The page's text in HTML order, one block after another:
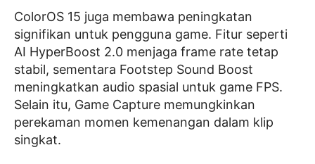
ColorOS 15 juga membawa peningkatan
signifikan untuk pengguna game. Fitur seperti
AI HyperBoost 2.0 menjaga frame rate tetap
stabil, sementara Footstep Sound Boost
meningkatkan audio spasial untuk game FPS.
Selain itu, Game Capture memungkinkan
perekaman momen kemenangan dalam klip
singkat.